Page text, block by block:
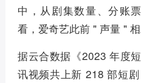
中，从剧集数量、分账
看，爱奇艺此前 " 声量 " 相
据云合数据《2023 年度
讯视频共上新 218 部短